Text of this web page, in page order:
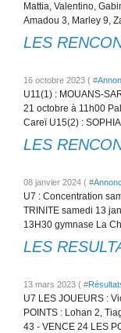
Mattia, Valentino,
Amadou 3, Marley 9,
LES
16 octobre 2023 ( #
U11(1) : MOUANS-
21 octobre à 11h00
Careï U15(2) :
LES
08 janvier 2024 ( #
U7 : Concentration
TRINITE samedi 13
13H30 gymnase La
LES
13 mars 2023 ( #
U7 LES JOUEURS :
POINTS : Lohan 2,
43 - VENCE 24 LES